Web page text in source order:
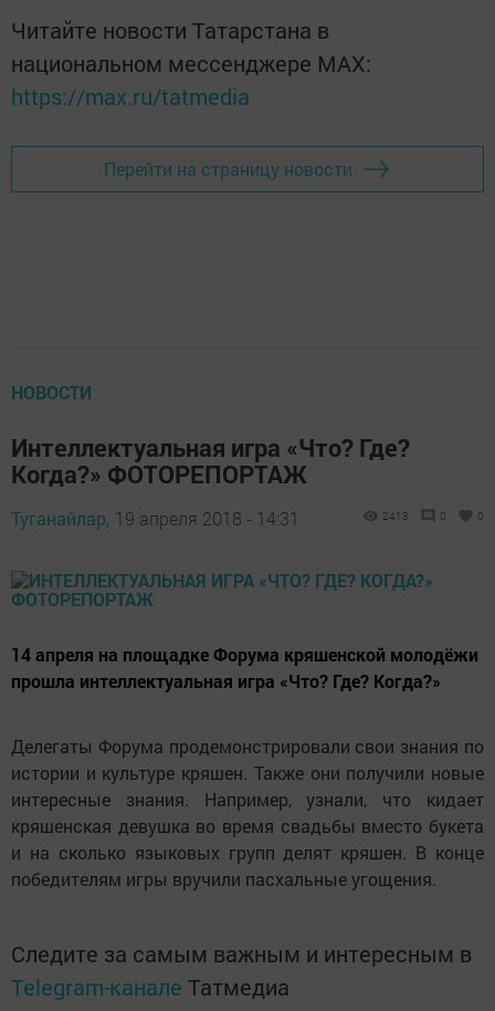
Читайте новости Татарстана в
национальном мессенджере MАХ:
https://max.ru/tatmedia
Перейти на страницу новости
НОВОСТИ
Интеллектуальная игра «Что? Где?
Когда?» ФОТОРЕПОРТАЖ
Туганайлар, 19 апреля 2018 - 14:31 2413 0 0
14 апреля на площадке Форума кряшенской молодёжи
прошла интеллектуальная игра «Что? Где? Когда?»
Делегаты Форума продемонстрировали свои знания по
истории и культуре кряшен. Также они получили новые
интересные знания. Например, узнали, что кидает
кряшенская девушка во время свадьбы вместо букета
и на сколько языковых групп делят кряшен. В конце
победителям игры вручили пасхальные угощения.
Следите за самым важным и интересным в
Telegram-канале Татмедиа